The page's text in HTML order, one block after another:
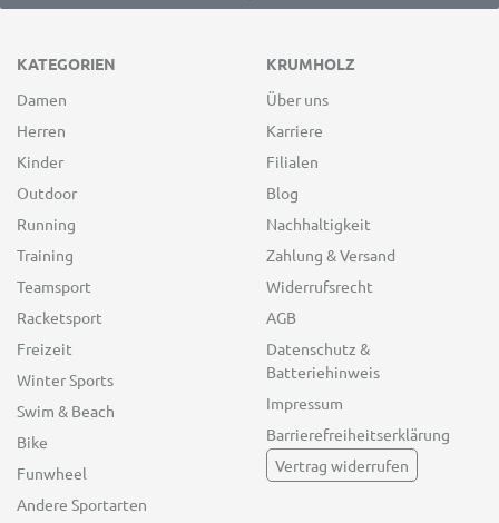
KATEGORIEN
Damen
Herren
Kinder
Outdoor
Running
Training
Teamsport
Racketsport
Freizeit
Winter Sports
Swim & Beach
Bike
Funwheel
Andere Sportarten
KRUMHOLZ
Über uns
Karriere
Filialen
Blog
Nachhaltigkeit
Zahlung & Versand
Widerrufsrecht
AGB
Datenschutz &
Batteriehinweis
Impressum
Barrierefreiheitserklärung
Vertrag widerrufen